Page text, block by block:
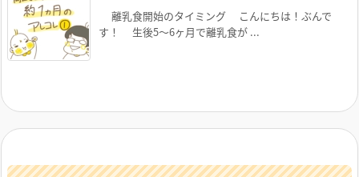
離乳食開始のタイミング こんにちは！ぶんで
す！ 生後5～6ヶ月で離乳食が ...